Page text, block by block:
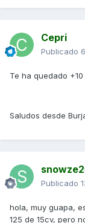
Cepri
Publicado
Te ha quedado +10
Saludos desde
Publicado
hola, muy guapa,
125 de 15cv, pero